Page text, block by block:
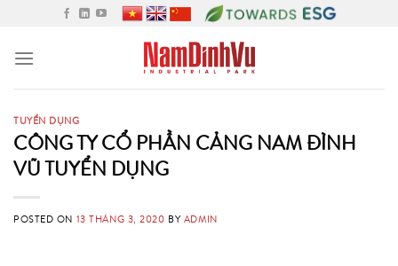
content
TUYỂN DỤNG
CÔNG TY CỔ PHẦN CẢNG NAM ĐÌNH
VŨ TUYỂN DỤNG
POSTED ON 13 THÁNG 3, 2020 BY ADMIN